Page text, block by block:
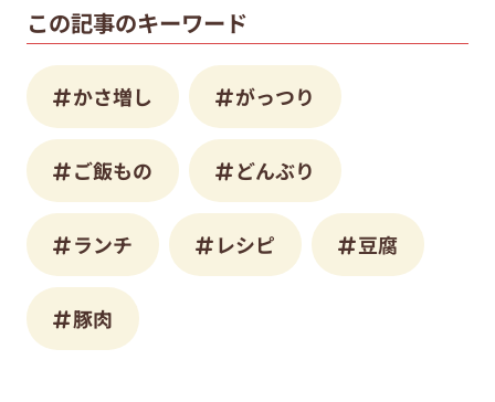
この記事のキーワード
かさ増し がっつり
ご飯もの どんぶり
ランチ レシピ 豆腐
豚肉